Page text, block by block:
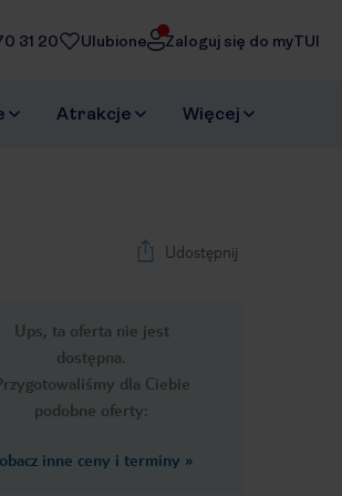
31 20 Ulubione Zaloguj się do myTUI
Atrakcje Więcej
Udostępnij
Ups, ta oferta nie jest
dostępna.
dla Ciebie
podobne oferty:
inne ceny i terminy »